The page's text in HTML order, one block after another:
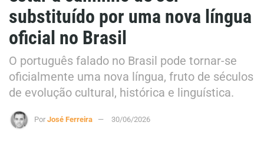
substituído por uma nova língua
oficial no Brasil
O português falado no Brasil pode tornar-se
oficialmente uma nova língua, fruto de séculos
de evolução cultural, histórica e linguística.
Por José Ferreira 30/06/2026